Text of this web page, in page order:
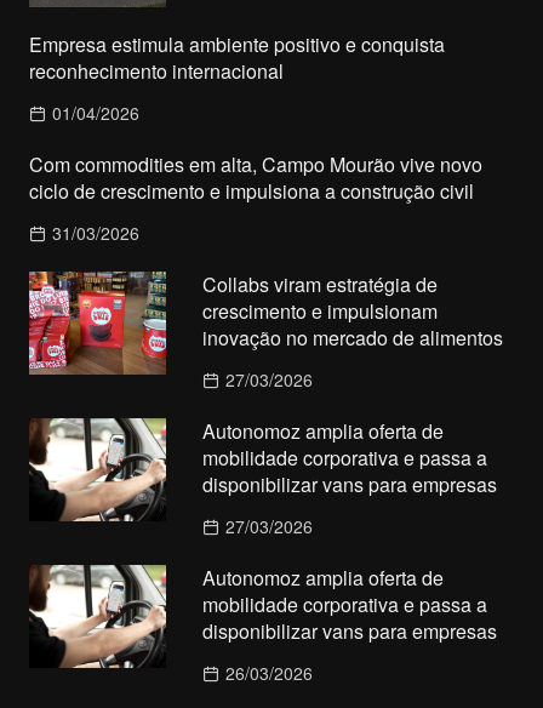
Empresa estimula ambiente positivo e conquista
reconhecimento internacional
01/04/2026
Com commodities em alta, Campo Mourão vive novo
ciclo de crescimento e impulsiona a construção civil
31/03/2026
Collabs viram estratégia de
crescimento e impulsionam
inovação no mercado de alimentos
27/03/2026
Autonomoz amplia oferta de
mobilidade corporativa e passa a
disponibilizar vans para empresas
27/03/2026
Autonomoz amplia oferta de
mobilidade corporativa e passa a
disponibilizar vans para empresas
26/03/2026